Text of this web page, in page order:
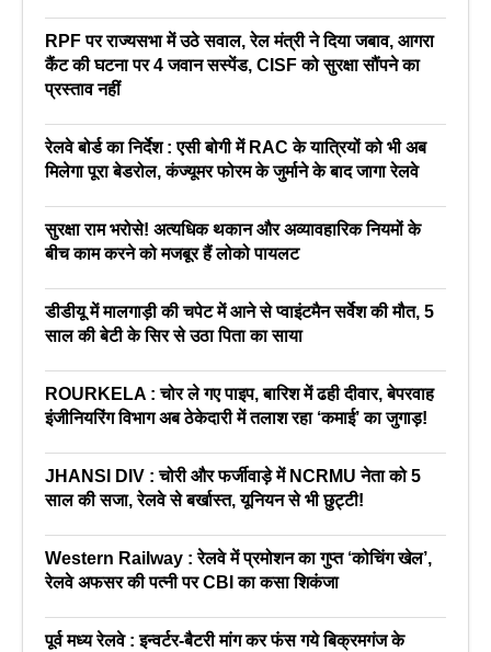
RPF पर राज्यसभा में उठे सवाल, रेल मंत्री ने दिया जबाव, आगरा
कैंट की घटना पर 4 जवान सस्पेंड, CISF को सुरक्षा सौंपने का
प्रस्ताव नहीं
रेलवे बोर्ड का निर्देश : एसी बोगी में RAC के यात्रियों को भी अब
मिलेगा पूरा बेडरोल, कंज्यूमर फोरम के जुर्माने के बाद जागा रेलवे
सुरक्षा राम भरोसे! अत्यधिक थकान और अव्यावहारिक नियमों के
बीच काम करने को मजबूर हैं लोको पायलट
डीडीयू में मालगाड़ी की चपेट में आने से प्वाइंटमैन सर्वेश की मौत, 5
साल की बेटी के सिर से उठा पिता का साया
ROURKELA : चोर ले गए पाइप, बारिश में ढही दीवार, बेपरवाह
इंजीनियरिंग विभाग अब ठेकेदारी में तलाश रहा ‘कमाई’ का जुगाड़!
JHANSI DIV : चोरी और फर्जीवाड़े में NCRMU नेता को 5
साल की सजा, रेलवे से बर्खास्त, यूनियन से भी छुट्टी!
Western Railway : रेलवे में प्रमोशन का गुप्त ‘कोचिंग खेल’,
रेलवे अफसर की पत्नी पर CBI का कसा शिकंजा
पूर्व मध्य रेलवे : इन्वर्टर-बैटरी मांग कर फंस गये बिक्रमगंज के